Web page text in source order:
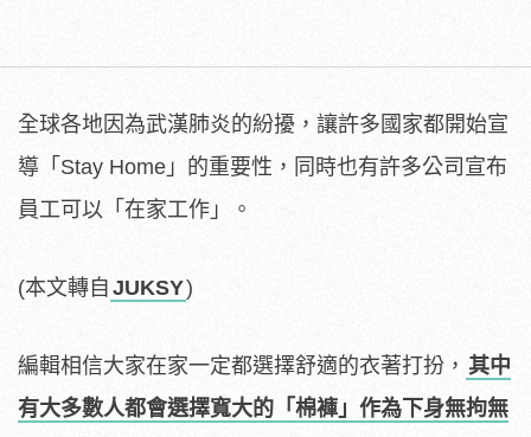
全球各地因為武漢肺炎的紛擾，讓許多國家都開始宣
導「Stay Home」的重要性，同時也有許多公司宣布
員工可以「在家工作」。
(本文轉自 JUKSY)
編輯相信大家在家一定都選擇舒適的衣著打扮， 其中
有大多數人都會選擇寬大的「棉褲」作為下身無拘無